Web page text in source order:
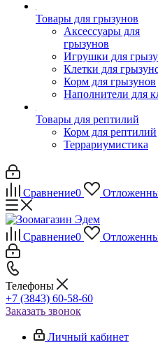
Товары для грызунов
Аксессуары для
грызунов
Игрушки для
Клетки для
Корм для грызунов
Наполнители для
Товары для рептилий
Корм для рептилий
Террариумистика
Сравнение0
Сравнение0
Телефоны
+7 (3843) 60-58-60
Заказать звонок
Личный кабинет